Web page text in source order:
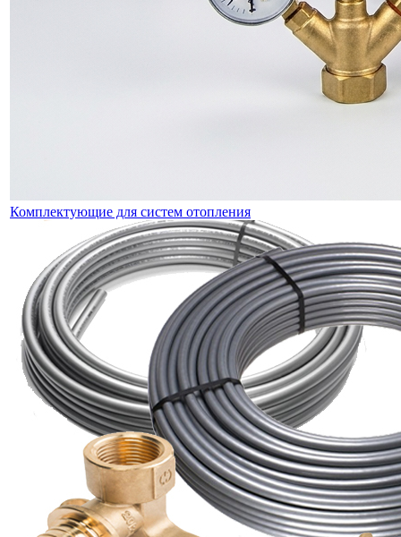
Комплектующие для систем отопления